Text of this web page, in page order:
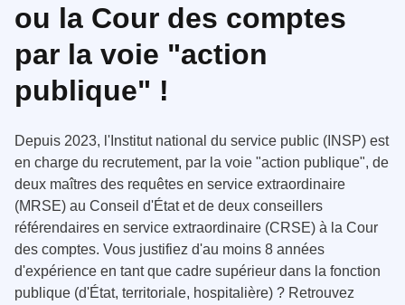
ou la Cour des comptes
par la voie "action
publique" !
Depuis 2023, l'Institut national du service public (INSP) est
en charge du recrutement, par la voie "action publique", de
deux maîtres des requêtes en service extraordinaire
(MRSE) au Conseil d'État et de deux conseillers
référendaires en service extraordinaire (CRSE) à la Cour
des comptes. Vous justifiez d'au moins 8 années
d'expérience en tant que cadre supérieur dans la fonction
publique (d'État, territoriale, hospitalière) ? Retrouvez